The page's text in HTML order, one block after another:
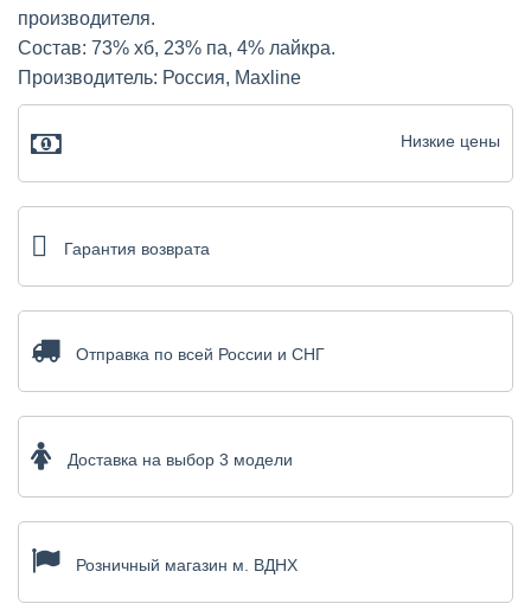
производителя.
Состав: 73% хб, 23% па, 4% лайкра.
Производитель: Россия, Maxline
Низкие цены
Гарантия возврата
Отправка по всей России и СНГ
Доставка на выбор 3 модели
Розничный магазин м. ВДНХ